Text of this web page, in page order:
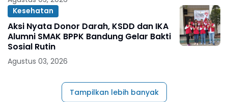
Kesehatan
Aksi Nyata Donor Darah, KSDD dan IKA
Alumni SMAK BPPK Bandung Gelar Bakti
Sosial Rutin
Agustus 03, 2026
Tampilkan lebih banyak